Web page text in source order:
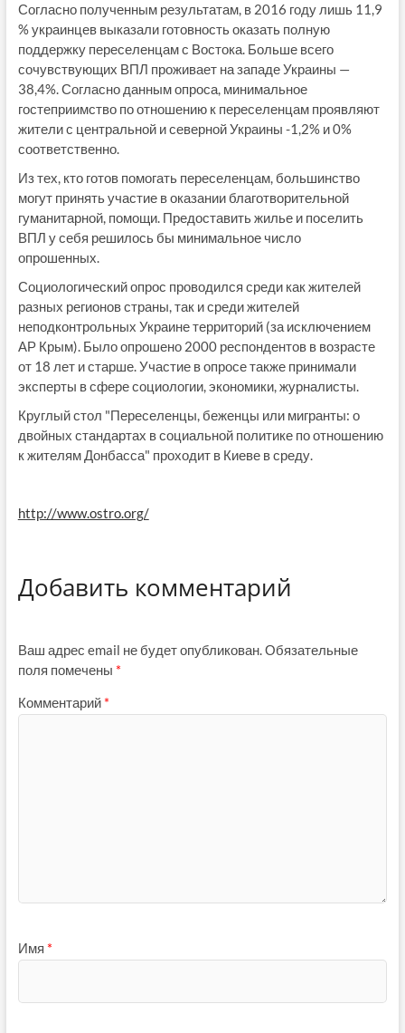
Согласно полученным результатам, в 2016 году лишь 11,9
% украинцев выказали готовность оказать полную
поддержку переселенцам с Востока. Больше всего
сочувствующих ВПЛ проживает на западе Украины —
38,4%. Согласно данным опроса, минимальное
гостеприимство по отношению к переселенцам проявляют
жители с центральной и северной Украины -1,2% и 0%
соответственно.
Из тех, кто готов помогать переселенцам, большинство
могут принять участие в оказании благотворительной
гуманитарной, помощи. Предоставить жилье и поселить
ВПЛ у себя решилось бы минимальное число
опрошенных.
Социологический опрос проводился среди как жителей
разных регионов страны, так и среди жителей
неподконтрольных Украине территорий (за исключением
АР Крым). Было опрошено 2000 респондентов в возрасте
от 18 лет и старше. Участие в опросе также принимали
эксперты в сфере социологии, экономики, журналисты.
Круглый стол "Переселенцы, беженцы или мигранты: о
двойных стандартах в социальной политике по отношению
к жителям Донбасса" проходит в Киеве в среду.
http://www.ostro.org/
Добавить комментарий
Ваш адрес email не будет опубликован.Обязательные
поля помечены *
Комментарий *
Имя *